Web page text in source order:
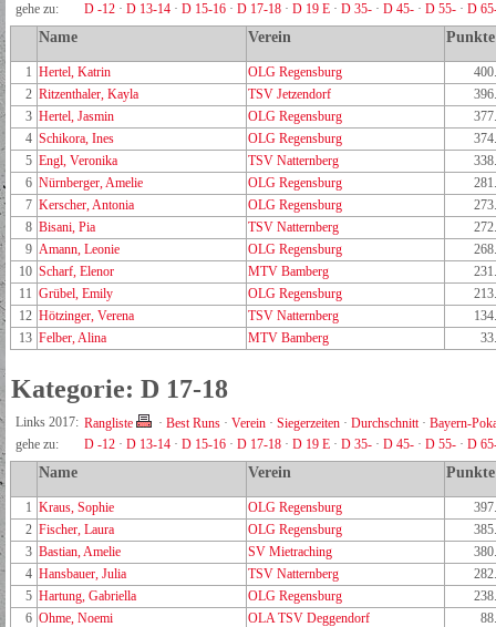
gehe zu:
D -12 · D 13-14 · D 15-16 · D 17-18 · D 19 E · D 35- · D 45- · D 55- · D
Name Verein Punkte
1 Hertel, Katrin OLG Regensburg
2 Ritzenthaler, Kayla TSV Jetzendorf
3 Hertel, Jasmin OLG Regensburg
4 Schikora, Ines OLG Regensburg
5 Engl, Veronika TSV Natternberg
6 Nürnberger, Amelie OLG Regensburg
7 Kerscher, Antonia OLG Regensburg
8 Bisani, Pia TSV Natternberg
9 Amann, Leonie OLG Regensburg
10 Scharf, Elenor MTV Bamberg
11 Grübel, Emily OLG Regensburg
12 Hötzinger, Verena TSV Natternberg
13 Felber, Alina MTV Bamberg
Kategorie: D 17-18
Links 2017: Rangliste · Best Runs · Verein · Siegerzeiten · Durchschnitt· Bayern-
gehe zu:
D -12 · D 13-14 · D 15-16 · D 17-18 · D 19 E · D 35- · D 45- · D 55- · D
Name Verein Punkte
1 Kraus, Sophie OLG Regensburg
2 Fischer, Laura OLG Regensburg
3 Bastian, Amelie SV Mietraching
4 Hansbauer, Julia TSV Natternberg
5 Hartung, Gabriella OLG Regensburg
6 Ohme, Noemi OLA TSV Deggendorf